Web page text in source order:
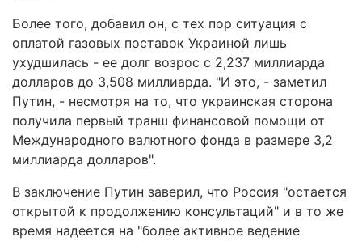
Более того, добавил он, с тех пор ситуация с
оплатой газовых поставок Украиной лишь
ухудшилась - ее долг возрос с 2,237 миллиарда
долларов до 3,508 миллиарда. "И это, - заметил
Путин, - несмотря на то, что украинская сторона
получила первый транш финансовой помощи от
Международного валютного фонда в размере 3,2
миллиарда долларов".
В заключение Путин заверил, что Россия "остается
открытой к продолжению консультаций" и в то же
время надеется на "более активное ведение